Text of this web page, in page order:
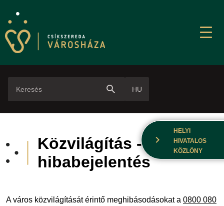
search HU
chevron_right
HELYI
HIVATALOS
KÖZLÖNY
Közvilágítás -
hibabejelentés
A város közvilágítását érintő meghibásodásokat a 0800 080